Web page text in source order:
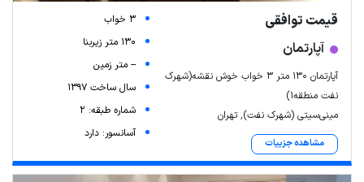
قیمت توافقی
آپارتمان
آپارتمان ۱۳۰ متر ۳ خواب خوش نقشه(شهرک
نفت منطقه۱)
مینی‌سیتی (شهرک نفت), تهران
مشاهده جزییات
3 خواب
130 متر زیربنا
-- متر زمین
سال ساخت 1397
شماره طبقه: 2
آسانسور: دارد